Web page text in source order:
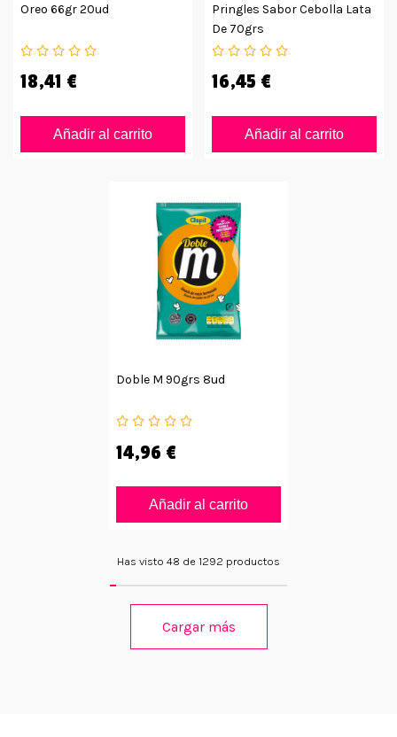
Oreo 66gr 20ud
18,41 €
Añadir al carrito
Pringles Sabor Cebolla Lata
De 70grs
16,45 €
Añadir al carrito
Doble M 90grs 8ud
14,96 €
Añadir al carrito
Has visto 48 de 1292 productos
Cargar más